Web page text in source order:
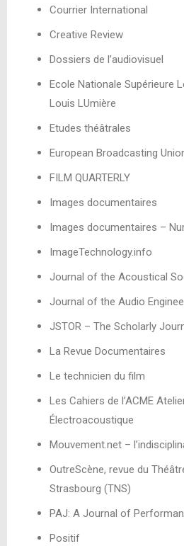
Courrier International
Creative Review
Dossiers de l’audiovisuel
Ecole Nationale Supérieure
Louis LUmière
Etudes théâtrales
European Broadcasting
FILM QUARTERLY
Images documentaires
Images documentaires –
ImageTechnology.info
Journal of the Acoustical
Journal of the Audio
JSTOR – The Scholarly
La Revue Documentaires
Le technicien du film
Les Cahiers de l’ACME
Électroacoustique
Mouvement.net –
OutreScène, revue du
Strasbourg (TNS)
PAJ: A Journal of
Positif